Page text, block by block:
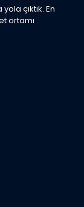
çıktık. En
ortamı